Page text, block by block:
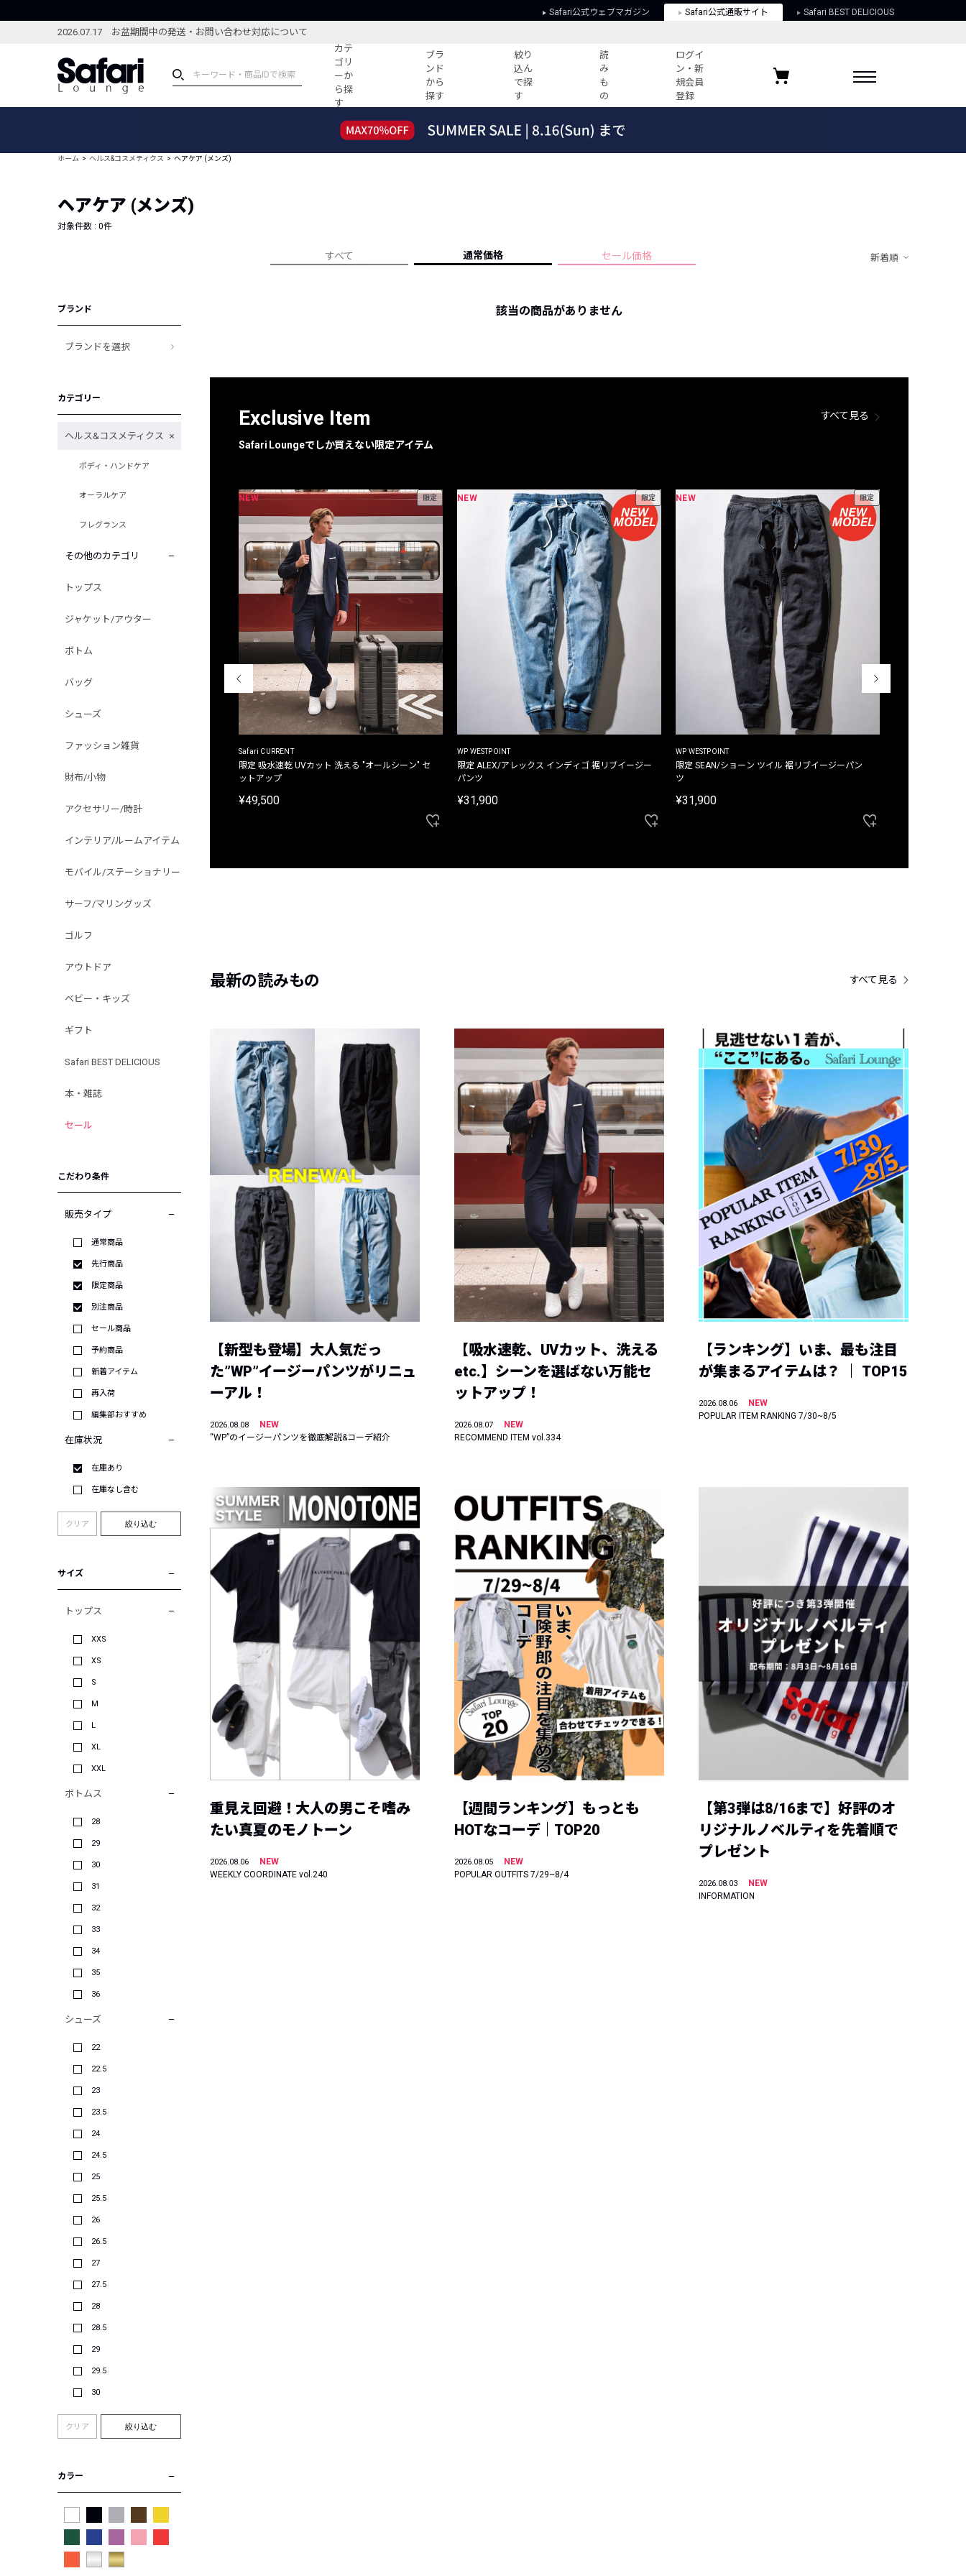
Safari公式ウェブマガジン Safari公式通販サイト Safari BEST DELICIOUS
2026.07.17 お盆期間中の発送・お問い合わせ対応について
カテ
ゴリ
ーか
ら探
す
ブラ
ンド
から
探す
絞り
込ん
で探
す
読
み
も
の
ログイ
ン・新
規会員
登録
ブランドから探す
新着アイテム
編集部のおすすめアイテム
すべての記事
人気記事ランキング
フォーカスブランド
プライバシーポリシー
お気に入りブランド
ホーム ヘルス&コスメティクス ヘアケア (メンズ)
ヘアケア (メンズ)
対象件数 : 0件
すべて 通常価格 セール価格 新着順
ブランド
ブランドを選択
カテゴリー
ヘルス&コスメティクス
ボディ・ハンドケア
オーラルケア
フレグランス
その他のカテゴリ
トップス
ジャケット/アウター
ボトム
バッグ
シューズ
ファッション雑貨
財布/小物
アクセサリー/時計
インテリア/ルームアイテム
モバイル/ステーショナリー
サーフ/マリングッズ
ゴルフ
アウトドア
ベビー・キッズ
ギフト
Safari BEST DELICIOUS
本・雑誌
セール
こだわり条件
販売タイプ
通常商品
先行商品
限定商品
別注商品
セール商品
予約商品
新着アイテム
再入荷
編集部おすすめ
在庫状況
在庫あり
在庫なし含む
クリア 絞り込む
サイズ
トップス
XXS
XS
S
M
L
XL
XXL
ボトムス
28
29
30
31
32
33
34
35
36
シューズ
22
22.5
23
23.5
24
24.5
25
25.5
26
26.5
27
27.5
28
28.5
29
29.5
30
クリア 絞り込む
カラー
該当の商品がありません
Exclusive Item
Safari Loungeでしか買えない限定アイテム
すべて見る
NEW 限定
Safari CURRENT
限定 吸水速乾 UVカット 洗える "オールシーン" セ
ットアップ
¥49,500
NEW 限定
WP WESTPOINT
限定 ALEX/アレックス インディゴ 裾リブイージー
パンツ
¥31,900
NEW 限定
WP WESTPOINT
限定 SEAN/ショーン ツイル 裾リブイージーパン
ツ
¥31,900
最新の読みもの すべて見る
【新型も登場】大人気だっ
た”WP”イージーパンツがリニュ
ーアル！
2026.08.08
NEW
“WP”のイージーパンツを徹底解説&コーデ紹介
【吸水速乾、UVカット、洗える
etc.】シーンを選ばない万能セ
ットアップ！
2026.08.07
NEW
RECOMMEND ITEM vol.334
【ランキング】いま、最も注目
が集まるアイテムは？ ｜ TOP15
2026.08.06
NEW
POPULAR ITEM RANKING 7/30~8/5
重見え回避！大人の男こそ嗜み
たい真夏のモノトーン
2026.08.06
NEW
WEEKLY COORDINATE vol.240
【週間ランキング】もっとも
HOTなコーデ｜TOP20
2026.08.05
NEW
POPULAR OUTFITS 7/29~8/4
【第3弾は8/16まで】好評のオ
リジナルノベルティを先着順で
プレゼント
2026.08.03
NEW
INFORMATION